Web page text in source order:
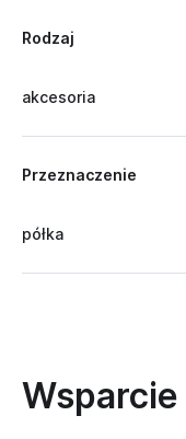
Rodzaj
akcesoria
Przeznaczenie
półka
Wsparcie